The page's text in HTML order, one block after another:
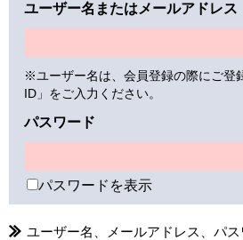
ユーザー名またはメールアドレス
※ユーザー名は、会員登録の際にご登
ID」をご入力ください。
パスワード
パスワードを表示
ユーザー名、メールアドレス、パ